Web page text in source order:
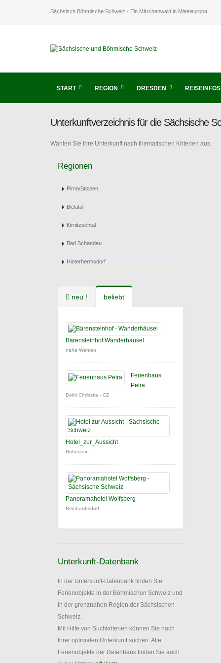
Sächsisch Böhmische Schweiz - Ein Märchenwald in Mitteleuropa
START REGION DRESDEN REISEINFOS
Unterkunftverzeichnis für die Sächsische
Wählen Sie Ihre Unterkunft nach thematischen Kriterien aus.
Regionen
Pirna/Stolpen
Bielatal
Kirnitzschtal
Bad Schandau
Hinterhermsdorf
neu ! beliebt
Bärensteinhof Wanderhäusel
nahe Wehlen
Ferienhaus
Petra
Dolni Chribska - CZ
Hotel_zur_Aussicht
Hohnstein
Panoramahotel Wolfsberg
Reinhardtsdorf
Unterkunft-Datenbank
In der Unterkunft-Datenbank finden Sie
Ferienobjekte in der Böhmischen Schweiz und
in der grenznahen Region der Sächsischen
Schweiz.
Mit Hilfe von Suchkriterien können Sie nach
Ihrer optimalen Unterkunft suchen. Alle
Ferienobjekte der Datenbank finden Sie auch